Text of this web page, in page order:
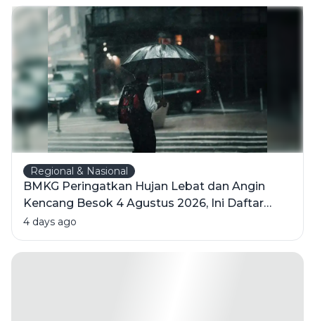
Regional & Nasional
BMKG Peringatkan Hujan Lebat dan Angin
Kencang Besok 4 Agustus 2026, Ini Daftar
Wilayahnya
4 days ago